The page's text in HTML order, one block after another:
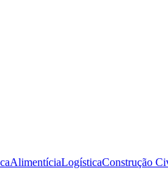
AlimentíciaLogísticaConstrução